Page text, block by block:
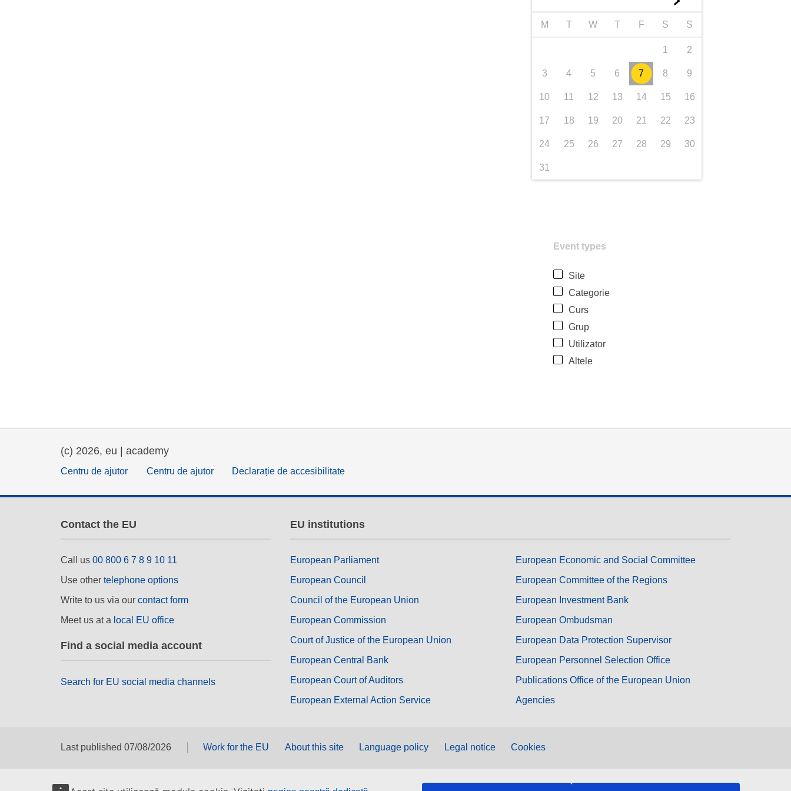
M T W T F S S
1 2
3 4 5 6 7 8 9
10 11 12 13 14 15 16
17 18 19 20 21 22 23
24 25 26 27 28 29 30
31
Event types
Site
Categorie
Curs
Grup
Utilizator
Altele
(c) 2026, eu | academy
Centru de ajutor Centru de ajutor Declarație de accesibilitate
Contact the EU
Call us 00 800 6 7 8 9 10 11
Use other telephone options
Write to us via our contact form
Meet us at a local EU office
Find a social media account
Search for EU social media channels
EU institutions
European Parliament
European Council
Council of the European Union
European Commission
Court of Justice of the European Union
European Central Bank
European Court of Auditors
European External Action Service
European Economic and Social Committee
European Committee of the Regions
European Investment Bank
European Ombudsman
European Data Protection Supervisor
European Personnel Selection Office
Publications Office of the European Union
Agencies
Last published 07/08/2026 Work for the EU About this site Language policy Legal notice Cookies